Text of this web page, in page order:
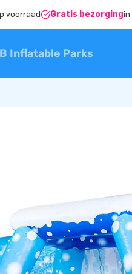
voorraad Gratis bezorgingin
Inflatable Parks